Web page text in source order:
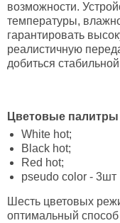
возможности.
температуры,
гарантировать
реалистичную
добиться
Цветовые палитры
White hot;
Black hot;
Red hot;
pseudo color - 3шт
Шесть цветовых
оптимальный